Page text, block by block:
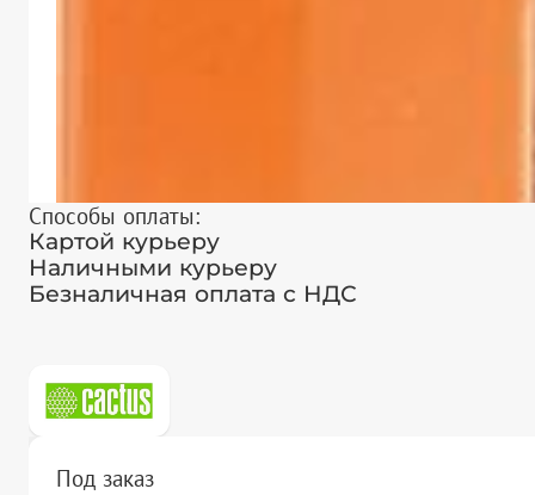
Способы оплаты:
Картой курьеру
Наличными курьеру
Безналичная оплата с НДС
Под заказ